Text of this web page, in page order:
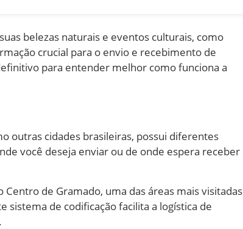
belezas naturais e eventos culturais, como
crucial para o envio e recebimento de
para entender melhor como funciona a
outras cidades brasileiras, possui diferentes
você deseja enviar ou de onde espera receber
de Gramado, uma das áreas mais visitadas
sistema de codificação facilita a logística de